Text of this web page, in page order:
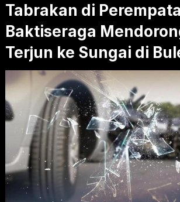
Tabrakan di
Baktiseraga
Terjun ke Sungai di